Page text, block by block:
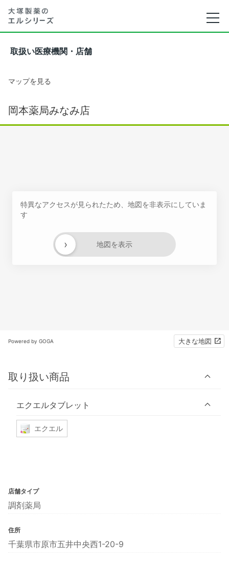
取扱い医療機関・店舗
マップを見る
岡本薬局みなみ店
特異なアクセスが見られたため、地図を非表示にしていま
す
地図を表示
›
Powered by GOGA 大きな地図
取り扱い商品
エクエルタブレット
エクエル
店舗タイプ
調剤薬局
住所
千葉県市原市五井中央西1-20-9